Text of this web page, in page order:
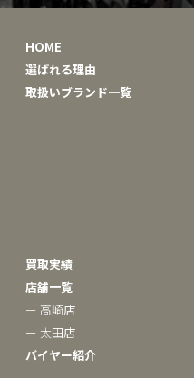
HOME
選ばれる理由
取扱いブランド一覧
買取実績
店舗一覧
ー 高崎店
ー 太田店
バイヤー紹介